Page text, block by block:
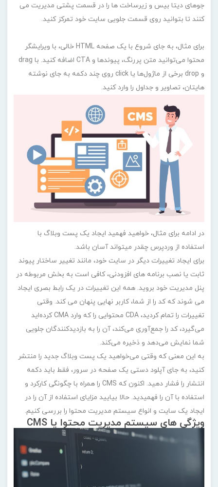
جوهای دیتا بیس و زیرساخت ها را در قسمت پشتی مدیریت می
کنند تا بتوانید روی قسمت جلویی سایت خود تمرکز کنید.
برای مثال، به جای شروع با یک صفحه HTML خالی، با ویرایشگر
محتوا می‌توانید متن پررنگ، پیوندها و CTA اضافه کنید. با drag
و drop برخی از ماژول‌ها یا click روی چند دکمه به جای نوشته
هایتان، تصاویر و جداول را وارد کنید.
در ادامه برای مثال، خواهید فهمید ایجاد یک پست وبلاگ با
استفاده از وردپرس چقدر میتواند آسان باشد.
برای ایجاد تغییرات دیگر در سایت خود، مانند تغییر ساختار پیوند
ثابت یا نصب برنامه های افزودنی، کافی است به بخش مربوطه در
پنل مدیریت خود بروید. همه این تغییرات در یک رابط بصری ایجاد
می شوند که کد را از شما، کاربر نهایی پنهان می کند. وقتی
تغییرات را تمام کردید، CDA محتوایی را که وارد CMA کرده‌اید
می‌گیرد، کد را جمع‌آوری می‌کند، آن را به بازدیدکنندگان جلویی
شما نمایش می‌دهد و ذخیره می‌کند.
به این معنی که وقتی می‌خواهید یک پست وبلاگ جدید را منتشر
کنید، به جای آپلود دستی یک صفحه در سرور، فقط باید دکمه
انتشار را فشار دهید. اکنون که CMS را همراه با چگونگی کارکرد و
استفاده با آن را فهمیدید. حالا بیایید مزایای استفاده از آن را در
ایجاد یک سایت و انواع سیستم مدیریت محتوا را بررسی کنیم.
ویژگی های سیستم مدیریت محتوا یا CMS